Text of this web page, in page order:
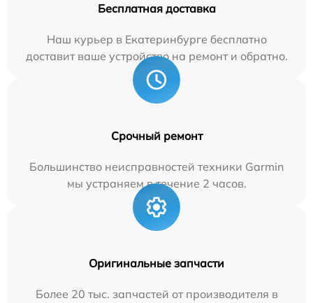
Бесплатная доставка
Наш курьер в Екатеринбурге бесплатно
доставит ваше устройство на ремонт и обратно.
Срочный ремонт
Большинство неисправностей техники Garmin
мы устраняем в течение 2 часов.
Оригинальные запчасти
Более 20 тыс. запчастей от производителя в